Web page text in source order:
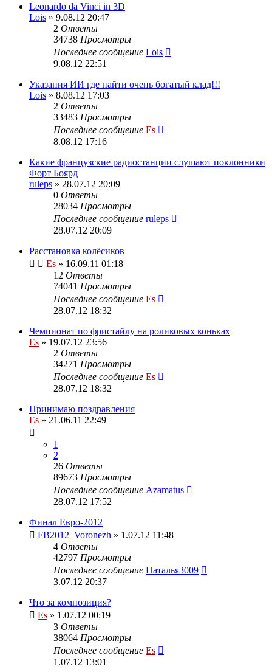
Leonardo da Vinci in 3D
Lois » 9.08.12 20:47
2 Ответы
34738 Просмотры
Последнее сообщение Lois
9.08.12 22:51
Указания ИИ где найти очень богатый клад!!!
Lois » 8.08.12 17:03
2 Ответы
33483 Просмотры
Последнее сообщение Es
8.08.12 17:16
Какие французские радиостанции слушают поклонники
Форт Боярд
ruleps » 28.07.12 20:09
0 Ответы
28034 Просмотры
Последнее сообщение ruleps
28.07.12 20:09
Расстановка колёсиков
Es » 16.09.11 01:18
12 Ответы
74041 Просмотры
Последнее сообщение Es
28.07.12 18:32
Чемпионат по фристайлу на роликовых коньках
Es » 19.07.12 23:56
2 Ответы
34271 Просмотры
Последнее сообщение Es
28.07.12 18:32
Принимаю поздравления
Es » 21.06.11 22:49
1
2
26 Ответы
89673 Просмотры
Последнее сообщение Azamatus
28.07.12 17:52
Финал Евро-2012
FB2012_Voronezh » 1.07.12 11:48
4 Ответы
42797 Просмотры
Последнее сообщение Наталья3009
3.07.12 20:37
Что за композиция?
Es » 1.07.12 00:19
3 Ответы
38064 Просмотры
Последнее сообщение Es
1.07.12 13:01